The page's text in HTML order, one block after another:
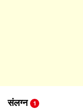
संलग्न 1